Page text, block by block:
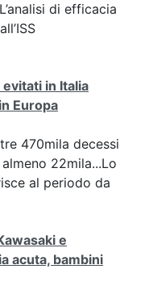
di efficacia
in Italia
Europa
470mila decessi
22mila...Lo
al periodo da
e
acuta, bambini